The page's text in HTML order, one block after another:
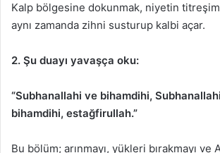
Kalp bölgesine dokunmak, niyetin
aynı zamanda zihni susturup kalbi açar.
2. Şu duayı yavaşça oku:
“Subhanallahi ve bihamdihi,
bihamdihi, estağfirullah.”
Bu bölüm; arınmayı, yükleri bırakmayı ve